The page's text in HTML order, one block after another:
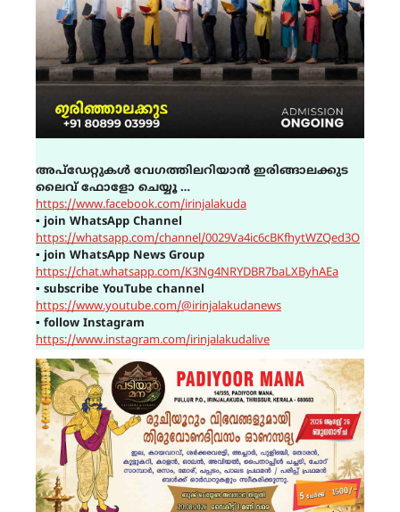
അപ്ഡേറ്റുകൾ വേഗത്തിലറിയാൻ ഇരിങ്ങാലക്കുട
ലൈവ് ഫോളോ ചെയ്യൂ …
https://www.facebook.com/irinjalakuda
▪ join WhatsApp Channel
https://whatsapp.com/channel/0029Va4ic6cBKfhytWZQed3O
▪ join WhatsApp News Group
https://chat.whatsapp.com/K3Ng4NRYDBR7baLXByhAEa
▪ subscribe YouTube channel
https://www.youtube.com/@irinjalakudanews
▪ follow Instagram
https://www.instagram.com/irinjalakudalive